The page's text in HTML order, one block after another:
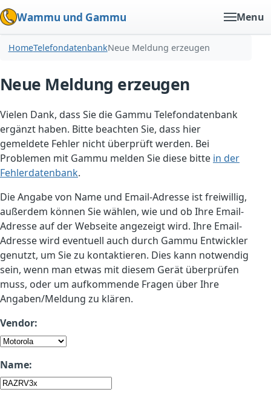
Wammu und Gammu Menu
HomeTelefondatenbankNeue Meldung erzeugen
Neue Meldung erzeugen
Vielen Dank, dass Sie die Gammu Telefondatenbank
ergänzt haben. Bitte beachten Sie, dass hier
gemeldete Fehler nicht überprüft werden. Bei
Problemen mit Gammu melden Sie diese bitte in der
Fehlerdatenbank.
Die Angabe von Name und Email-Adresse ist freiwillig,
außerdem können Sie wählen, wie und ob Ihre Email-
Adresse auf der Webseite angezeigt wird. Ihre Email-
Adresse wird eventuell auch durch Gammu Entwickler
genutzt, um Sie zu kontaktieren. Dies kann notwendig
sein, wenn man etwas mit diesem Gerät überprüfen
muss, oder um aufkommende Fragen über Ihre
Angaben/Meldung zu klären.
Vendor:
Name: